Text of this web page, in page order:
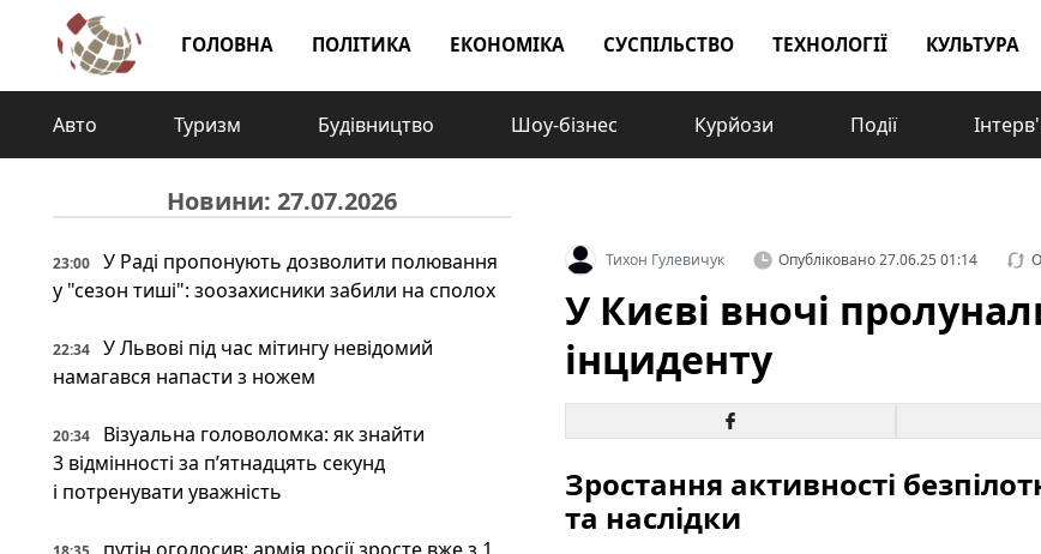
ГОЛОВНА ПОЛІТИКА ЕКОНОМІКА СУСПІЛЬСТВО ТЕХНОЛОГІЇ КУЛЬТУРА
Авто Туризм Будівництво Шоу-бізнес Курйози Події
Новини: 27.07.2026
23:00
У Раді пропонують дозволити полювання
у "сезон тиші": зоозахисники забили на сполох
22:34
У Львові під час мітингу невідомий
намагався напасти з ножем
20:34
Візуальна головоломка: як знайти
3 відмінності за п’ятнадцять секунд
і потренувати уважність
Тихон Гулевичук Опубліковано27.06.25 01:14
У Києві вночі
інциденту
Зростання активності
та наслідки